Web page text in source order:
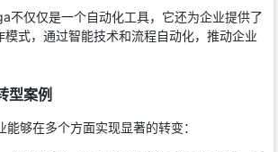
不仅仅是一个自动化工具，它还为企业提供了
模式，通过智能技术和流程自动化，推动企业
型案例
够在多个方面实现显著的转变：